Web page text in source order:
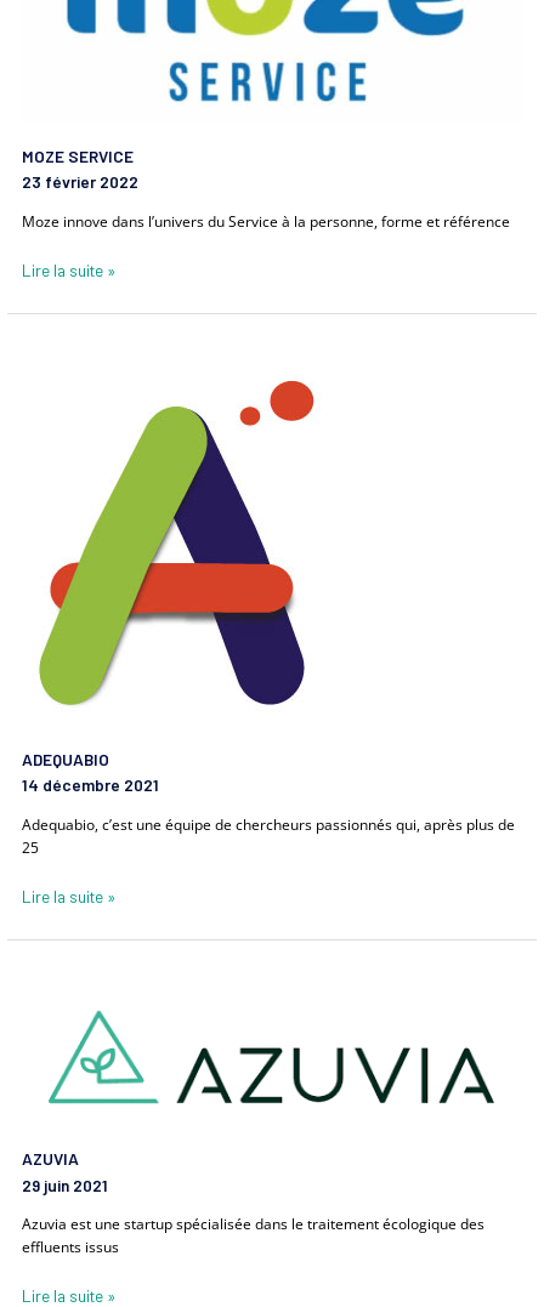
MOZE SERVICE
23 février 2022
Moze innove dans l’univers du Service à la personne, forme et référence
Lire la suite »
ADEQUABIO
14 décembre 2021
Adequabio, c’est une équipe de chercheurs passionnés qui, après plus de
25
Lire la suite »
AZUVIA
29 juin 2021
Azuvia est une startup spécialisée dans le traitement écologique des
effluents issus
Lire la suite »